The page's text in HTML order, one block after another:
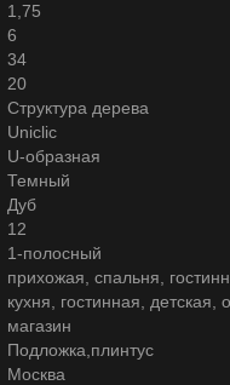
1,75
6
34
20
Структура дерева
Uniclic
U-образная
Темный
Дуб
12
1-полосный
прихожая, спальня,
кухня, гостинная, детская,
магазин
Подложка,плинтус
Москва